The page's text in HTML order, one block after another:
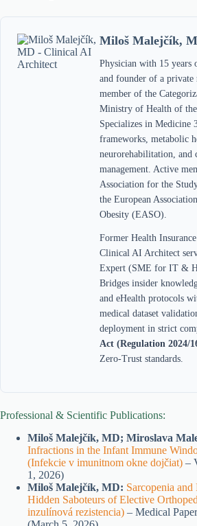
Miloš Malejčík,
Physician with 15 years
and founder of a
member of the
Ministry of Health of
Specializes in Medicine
frameworks, metabolic
neurorehabilitation, and
management. Active
Association for the
the European
Obesity (EASO).
Former Health
Clinical AI Architect
Expert (SME for IT &
Bridges insider
and eHealth protocols
medical dataset
deployment in strict
Act (Regulation 2024/
Zero-Trust standards.
Professional & Scientific Publications:
Miloš Malejčík, MD; Miroslava
Infractions in the Infant Immune
(Infekcie v imunitnom okne dojčiat) –
1, 2026)
Miloš Malejčík, MD: Sarcopenia and
Hidden Saboteurs of Elective
inzulínová rezistencia) – Medical